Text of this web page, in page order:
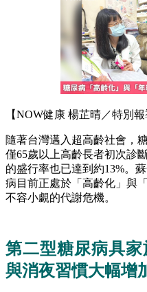
【NOW健康 楊芷晴／特別報
隨著台灣邁入超高齡社會，
僅65歲以上高齡長者初次診
的盛行率也已達到約13%。
病目前正處於「高齡化」與
不容小覷的代謝危機。
第二型糖尿病具
與消夜習慣大幅增